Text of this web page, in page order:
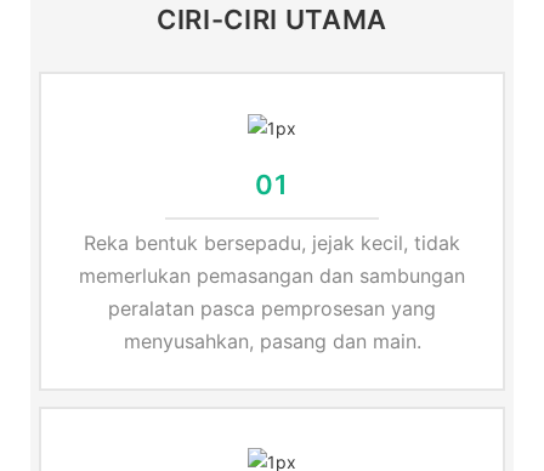
CIRI-CIRI UTAMA
01
Reka bentuk bersepadu, jejak kecil, tidak
memerlukan pemasangan dan sambungan
peralatan pasca pemprosesan yang
menyusahkan, pasang dan main.